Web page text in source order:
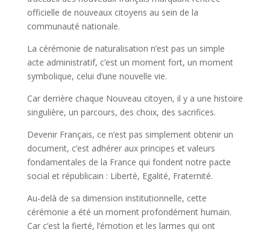
officielle de nouveaux citoyens au sein de la
communauté nationale.
La cérémonie de naturalisation n’est pas un simple
acte administratif, c’est un moment fort, un moment
symbolique, celui d’une nouvelle vie.
Car derrière chaque Nouveau citoyen, il y a une histoire
singulière, un parcours, des choix, des sacrifices.
Devenir Français, ce n’est pas simplement obtenir un
document, c’est adhérer aux principes et valeurs
fondamentales de la France qui fondent notre pacte
social et républicain : Liberté, Egalité, Fraternité.
Au-delà de sa dimension institutionnelle, cette
cérémonie a été un moment profondément humain.
Car c’est la fierté, l’émotion et les larmes qui ont